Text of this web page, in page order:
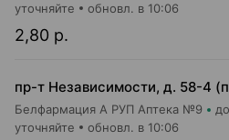
2,80 р.
уточняйте обновл. в 10:06
Белфармация А РУП Аптека №9
уточняйте обновл. в 10:06